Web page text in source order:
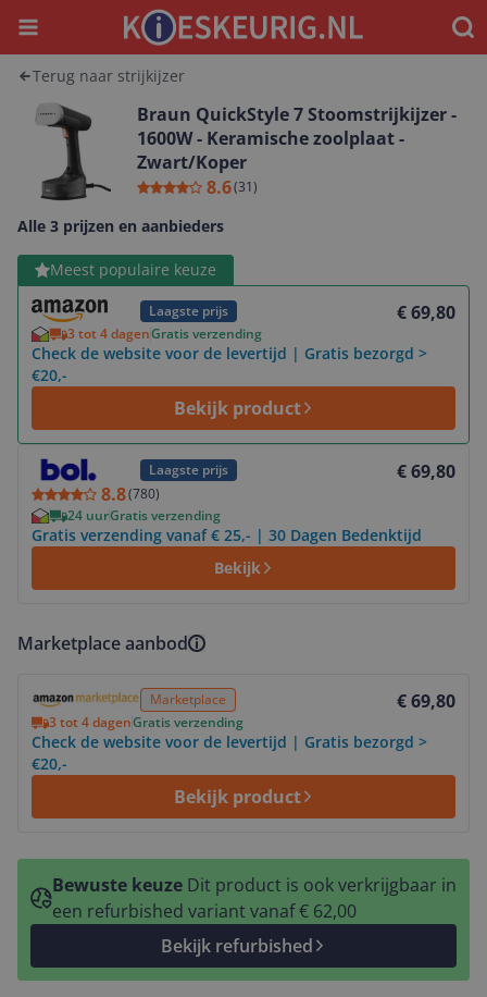
Menu
Terug naar strijkijzer
Braun QuickStyle 7 Stoomstrijkijzer -
1600W - Keramische zoolplaat -
Zwart/Koper
8.6(31)
Alle 3 prijzen en aanbieders
Meest populaire keuze
Laagste prijs € 69,80
3 tot 4 dagenGratis verzending
Check de website voor de levertijd | Gratis bezorgd >
€20,-
Bekijk product
Bekijk product
Laagste prijs
8.8(780)
€ 69,80
24 uurGratis verzending
Gratis verzending vanaf € 25,- | 30 Dagen Bedenktijd
Bekijk
Bekijk product
Marketplace aanbod
Marketplace € 69,80
3 tot 4 dagenGratis verzending
Check de website voor de levertijd | Gratis bezorgd >
€20,-
Bekijk product
Bewuste keuze Dit product is ook verkrijgbaar in
een refurbished variant vanaf € 62,00
Bekijk refurbished